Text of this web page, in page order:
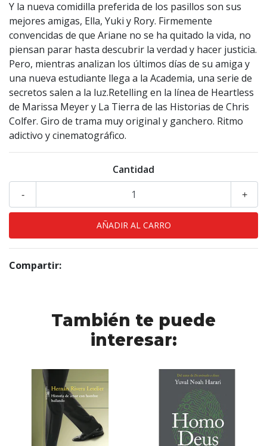
Y la nueva comidilla preferida de los pasillos son sus
mejores amigas, Ella, Yuki y Rory. Firmemente
convencidas de que Ariane no se ha quitado la vida, no
piensan parar hasta descubrir la verdad y hacer justicia.
Pero, mientras analizan los últimos días de su amiga y
una nueva estudiante llega a la Academia, una serie de
secretos salen a la luz.Retelling en la línea de Heartless
de Marissa Meyer y La Tierra de las Historias de Chris
Colfer. Giro de trama muy original y ganchero. Ritmo
adictivo y cinematográfico.
Cantidad
+
-
Compartir:
También te puede
interesar: